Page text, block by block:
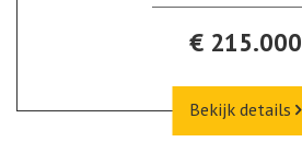
€ 215.000
Bekijk details